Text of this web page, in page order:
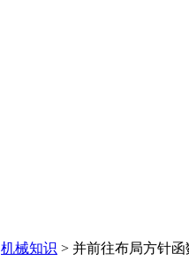
机械知识 > 并前往布局方针